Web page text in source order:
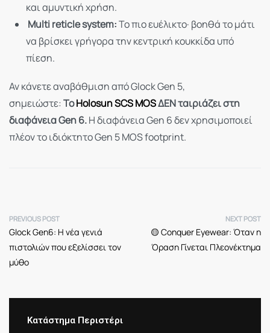
και αμυντική χρήση.
Multi reticle system:Το πιο ευέλικτο· βοηθά το μάτι
να βρίσκει γρήγορα την κεντρική κουκκίδα υπό
πίεση.
Αν κάνετε αναβάθμιση από Glock Gen 5,
σημειώστε:ΤοHolosun SCS MOSΔΕΝ ταιριάζει στη
διαφάνεια Gen 6.Η διαφάνεια Gen 6 δεν χρησιμοποιεί
πλέον το ιδιόκτητο Gen 5 MOS footprint.
PREVIOUS POST
Glock Gen6: Η νέα γενιά
πιστολιών που εξελίσσει τον
μύθο
NEXT POST
🟡 Conquer Eyewear: Όταν η
Όραση Γίνεται Πλεονέκτημα
Κατάστημα Περιστέρι